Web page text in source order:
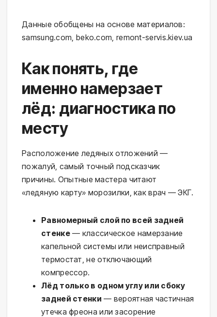
Данные обобщены на основе материалов:
samsung.com, beko.com, remont-servis.kiev.ua
Как понять, где
именно намерзает
лёд: диагностика по
месту
Расположение ледяных отложений —
пожалуй, самый точный подсказчик
причины. Опытные мастера читают
«ледяную карту» морозилки, как врач — ЭКГ.
Равномерный слой по всей задней
стенке— классическое намерзание
капельной системы или неисправный
термостат, не отключающий
компрессор.
Лёд только в одном углу или сбоку
задней стенки — вероятная частичная
утечка фреона или засорение